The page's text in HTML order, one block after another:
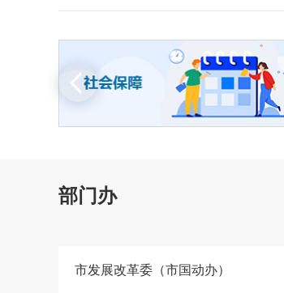
部门办
市发展改革委（市国动办）